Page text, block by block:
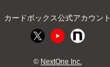
カードボックス公式アカウント
© NextOne Inc.